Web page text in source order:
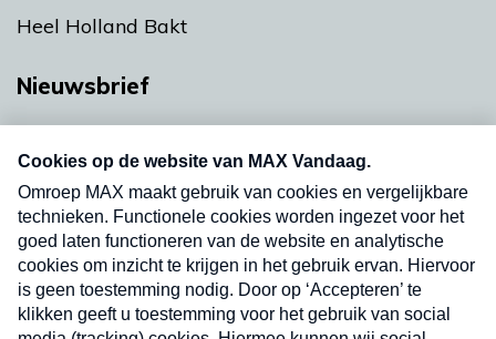
Heel Holland Bakt
Nieuwsbrief
nieuwsbrief. Elke vrijdag- en dinsdagochtend in
uw mailbox.
Verzend